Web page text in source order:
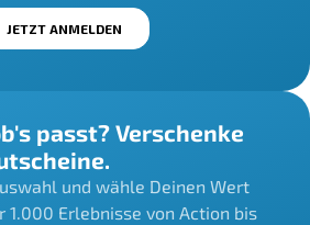
passt? Verschenke
und wähle Deinen Wert
1.000 Erlebnisse von Action bis